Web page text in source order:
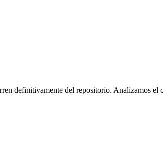
definitivamente del repositorio. Analizamos el